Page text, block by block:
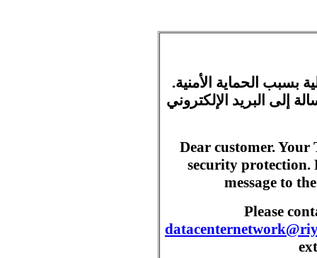
بسبب الحماية الأمنية.
إلى البريد الإلكتروني
Dear customer. Your
security protection.
message to
Please